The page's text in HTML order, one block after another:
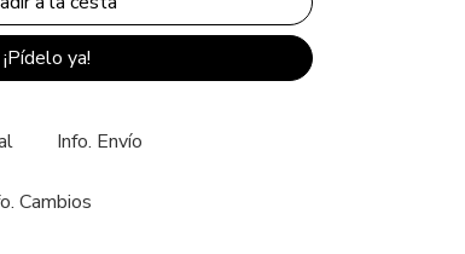
¡Pídelo ya!
Info. Envío
Cambios